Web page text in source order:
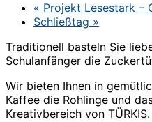
« Projekt Lesestark –
Schließtag »
Traditionell basteln Sie
Schulanfänger die
Wir bieten Ihnen in
Kaffee die Rohlinge und
Kreativbereich von TÜRKIS.